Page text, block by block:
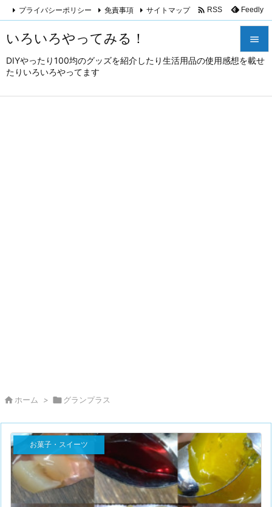
いろいろやってみる！
DIYやったり100均のグッズを紹介したり生活用品の使用感想を載せ
たりいろいろやってます



プライバシーポリシー 免責事項 サイトマップ  RSS Feedly
 ホーム > グランプラス
お菓子・スイーツ